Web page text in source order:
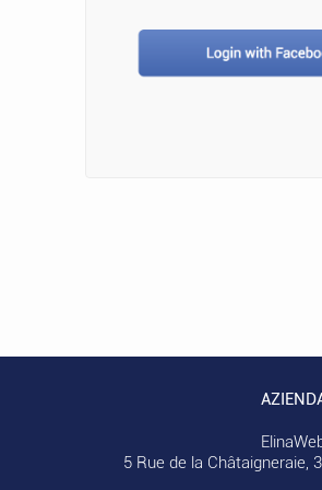
5 Rue de la Châtaigneraie,